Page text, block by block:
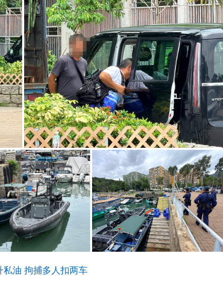
油 拘捕多人扣两车